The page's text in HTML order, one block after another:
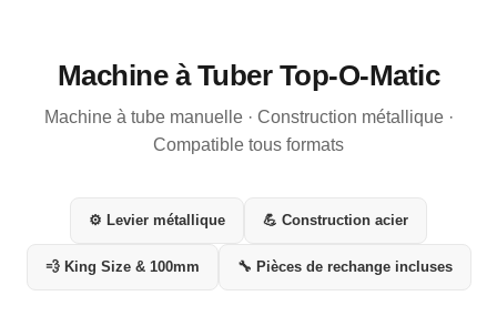
Machine à Tuber Top-O-Matic
Machine à tube manuelle · Construction métallique ·
Compatible tous formats
⚙ Levier métallique 💪 Construction acier
💨 King Size & 100mm 🔧 Pièces de rechange incluses